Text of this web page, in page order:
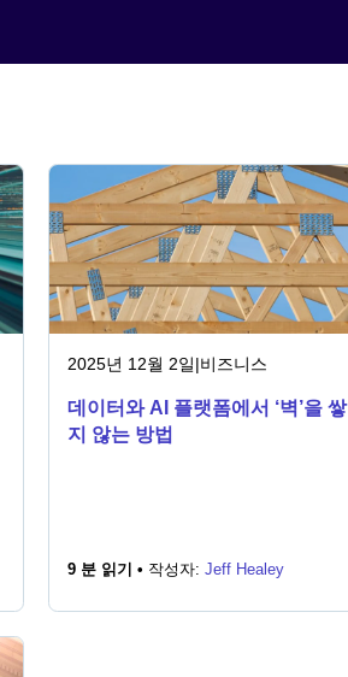
2025년 12월 2일|비즈니스
데이터와 AI 플랫폼에서 ‘벽’을 쌓
지 않는 방법
9 분 읽기 • 작성자: Jeff Healey